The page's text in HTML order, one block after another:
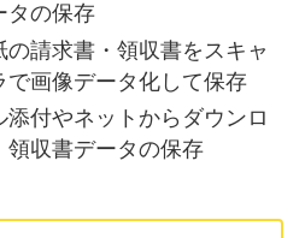
タの保存
の請求書・領収書をスキャ
で画像データ化して保存
添付やネットからダウンロ
領収書データの保存